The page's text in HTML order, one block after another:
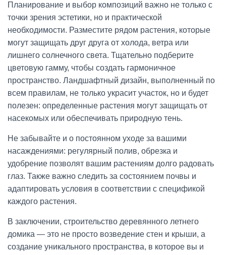
Планирование и выбор композиций важно не только с
точки зрения эстетики, но и практической
необходимости. Разместите рядом растения, которые
могут защищать друг друга от холода, ветра или
лишнего солнечного света. Тщательно подберите
цветовую гамму, чтобы создать гармоничное
пространство. Ландшафтный дизайн, выполненный по
всем правилам, не только украсит участок, но и будет
полезен: определенные растения могут защищать от
насекомых или обеспечивать природную тень.
Не забывайте и о постоянном уходе за вашими
насаждениями: регулярный полив, обрезка и
удобрение позволят вашим растениям долго радовать
глаз. Также важно следить за состоянием почвы и
адаптировать условия в соответствии с спецификой
каждого растения.
В заключении, строительство деревянного летнего
домика — это не просто возведение стен и крыши, а
создание уникального пространства, в которое вы и